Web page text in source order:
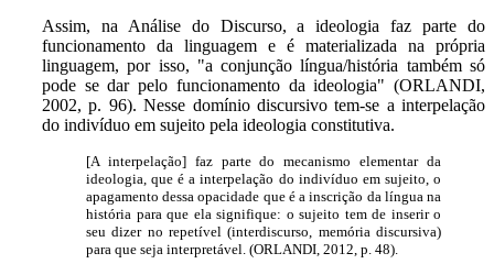
Assim, na Análise do Discurso, a ideologia faz parte do
funcionamento da linguagem e é materializada na própria
linguagem, por isso, "a conjunção língua/história também só
pode se dar pelo funcionamento da ideologia" (ORLANDI,
2002, p. 96). Nesse domínio discursivo tem-se a interpelação
do indivíduo em sujeito pela ideologia constitutiva.
[A interpelação] faz parte do mecanismo elementar da
ideologia, que é a interpelação do indivíduo em sujeito, o
apagamento dessa opacidade que é a inscrição da língua na
história para que ela signifique: o sujeito tem de inserir o
seu dizer no repetível (interdiscurso, memória discursiva)
para que seja interpretável. (ORLANDI, 2012, p. 48).